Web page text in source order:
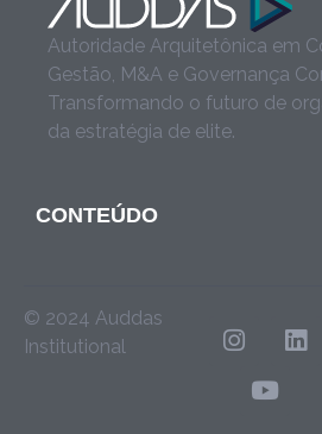
Autoridade Arquitetônica em
Gestão, M&A e Governança
Transformando o futuro de
da estratégia de elite.
CONTEÚDO
© 2024 Auddas
Institutional